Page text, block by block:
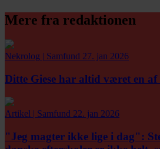
Mere fra redaktionen
Nekrolog | Samfund 27. jan 2026
Ditte Giese har altid været en af
Artikel | Samfund 22. jan 2026
"Jeg magter ikke lige i dag":